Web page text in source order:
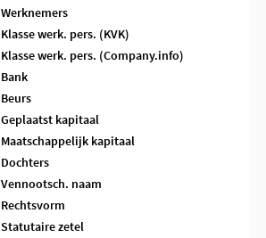
Werknemers
Klasse werk. pers. (KVK)
Klasse werk. pers. (Company.info)
Bank
Beurs
Geplaatst kapitaal
Maatschappelijk kapitaal
Dochters
Vennootsch. naam
Rechtsvorm
Statutaire zetel